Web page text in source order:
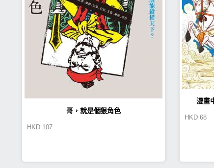
哥，就是個狠角色
HKD 107
漫畫
HKD 68